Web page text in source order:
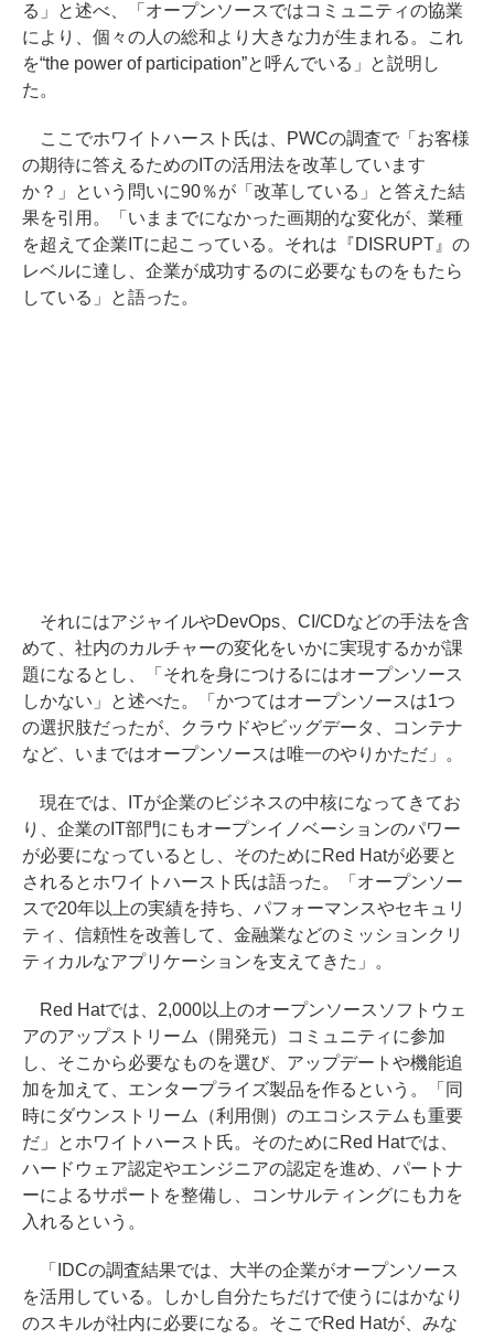
る」と述べ、「オープンソースではコミュニティの協業
により、個々の人の総和より大きな力が生まれる。これ
を“the power of participation”と呼んでいる」と説明し
た。
ここでホワイトハースト氏は、PWCの調査で「お客様
の期待に答えるためのITの活用法を改革しています
か？」という問いに90％が「改革している」と答えた結
果を引用。「いままでになかった画期的な変化が、業種
を超えて企業ITに起こっている。それは『DISRUPT』の
レベルに達し、企業が成功するのに必要なものをもたら
している」と語った。
それにはアジャイルやDevOps、CI/CDなどの手法を含
めて、社内のカルチャーの変化をいかに実現するかが課
題になるとし、「それを身につけるにはオープンソース
しかない」と述べた。「かつてはオープンソースは1つ
の選択肢だったが、クラウドやビッグデータ、コンテナ
など、いまではオープンソースは唯一のやりかただ」。
現在では、ITが企業のビジネスの中核になってきてお
り、企業のIT部門にもオープンイノベーションのパワー
が必要になっているとし、そのためにRed Hatが必要と
されるとホワイトハースト氏は語った。「オープンソー
スで20年以上の実績を持ち、パフォーマンスやセキュリ
ティ、信頼性を改善して、金融業などのミッションクリ
ティカルなアプリケーションを支えてきた」。
Red Hatでは、2,000以上のオープンソースソフトウェ
アのアップストリーム（開発元）コミュニティに参加
し、そこから必要なものを選び、アップデートや機能追
加を加えて、エンタープライズ製品を作るという。「同
時にダウンストリーム（利用側）のエコシステムも重要
だ」とホワイトハースト氏。そのためにRed Hatでは、
ハードウェア認定やエンジニアの認定を進め、パートナ
ーによるサポートを整備し、コンサルティングにも力を
入れるという。
「IDCの調査結果では、大半の企業がオープンソース
を活用している。しかし自分たちだけで使うにはかなり
のスキルが社内に必要になる。そこでRed Hatが、みな